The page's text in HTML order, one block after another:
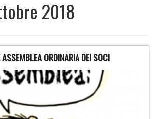
2018
ORDINARIA DEI SOCI